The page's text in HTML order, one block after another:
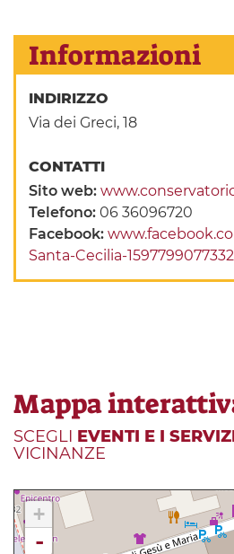
Informazioni
INDIRIZZO
Via dei Greci, 18
CONTATTI
Sito web:
Telefono:06 36096720
Facebook:
Santa-Cecilia-
Mappa
SCEGLI EVENTI E I
VICINANZE
+
-